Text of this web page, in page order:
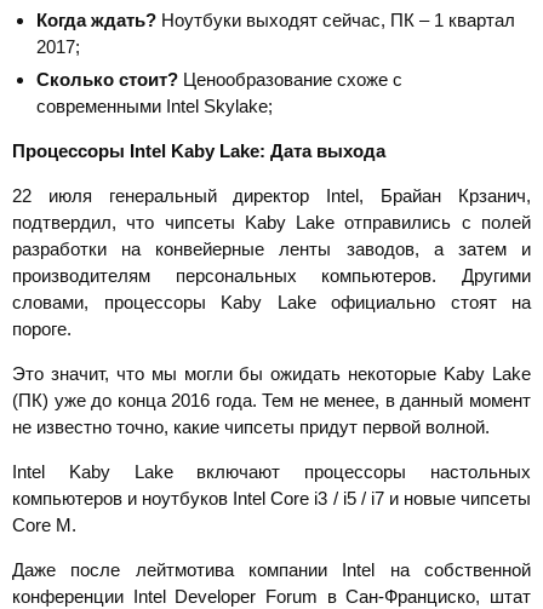
Когда ждать? Ноутбуки выходят сейчас, ПК – 1 квартал
2017;
Сколько стоит? Ценообразование схоже с
современными Intel Skylake;
Процессоры Intel Kaby Lake: Дата выхода
22 июля генеральный директор Intel, Брайан Крзанич,
подтвердил, что чипсеты Kaby Lake отправились с полей
разработки на конвейерные ленты заводов, а затем и
производителям персональных компьютеров. Другими
словами, процессоры Kaby Lake официально стоят на
пороге.
Это значит, что мы могли бы ожидать некоторые Kaby Lake
(ПК) уже до конца 2016 года. Тем не менее, в данный момент
не известно точно, какие чипсеты придут первой волной.
Intel Kaby Lake включают процессоры настольных
компьютеров и ноутбуков Intel Core i3 / i5 / i7 и новые чипсеты
Core M.
Даже после лейтмотива компании Intel на собственной
конференции Intel Developer Forum в Сан-Франциско, штат